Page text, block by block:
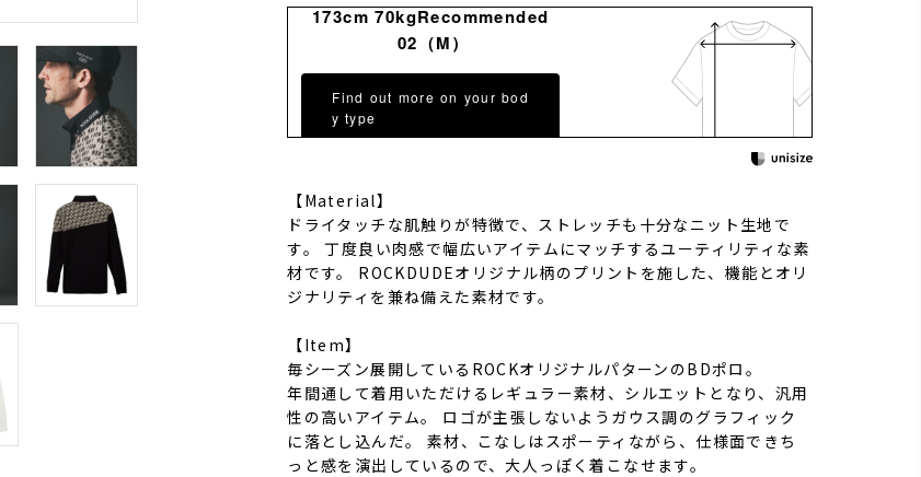
173cm 70kgRecommended
02（M）
Find out more on your bod
y type
【Material】
ドライタッチな肌触りが特徴で、ストレッチも十分なニット生地で
す。 丁度良い肉感で幅広いアイテムにマッチするユーティリティな素
材です。 ROCKDUDEオリジナル柄のプリントを施した、機能とオリ
ジナリティを兼ね備えた素材です。
【Item】
毎シーズン展開しているROCKオリジナルパターンのBDポロ。
年間通して着用いただけるレギュラー素材、シルエットとなり、汎用
性の高いアイテム。 ロゴが主張しないようガウス調のグラフィック
に落とし込んだ。 素材、こなしはスポーティながら、仕様面できち
っと感を演出しているので、大人っぽく着こなせます。